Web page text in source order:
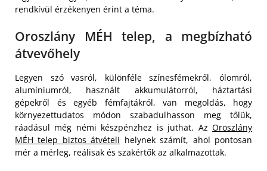
rendkívül érzékenyen érint a téma.
Oroszlány MÉH telep, a megbízható
átvevőhely
Legyen szó vasról, különféle színesfémekről, ólomról,
alumíniumról, használt akkumulátorról, háztartási
gépekről és egyéb fémfajtákról, van megoldás, hogy
környezettudatos módon szabadulhasson meg tőlük,
ráadásul még némi készpénzhez is juthat. Az Oroszlány
MÉH telep biztos átvételi helynek számít, ahol pontosan
mér a mérleg, reálisak és szakértők az alkalmazottak.